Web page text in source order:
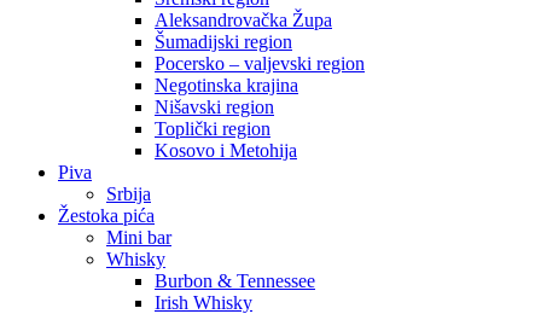
Aleksandrovačka Župa
Šumadijski region
Pocersko – valjevski region
Negotinska krajina
Nišavski region
Toplički region
Kosovo i Metohija
Piva
Srbija
Žestoka pića
Mini bar
Whisky
Burbon & Tennessee
Irish Whisky